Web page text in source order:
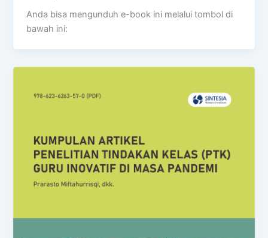
Anda bisa mengunduh e-book ini melalui tombol di
bawah ini: